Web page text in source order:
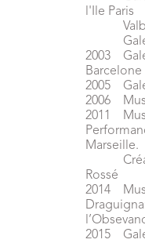
l'Ile Paris
Galerie
2003
Barcelone
2005
2006
2011
Marseille.
Rossé
2014
2015